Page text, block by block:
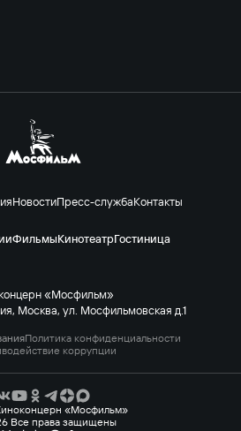
НовостиПресс-службаКонтакты
ФильмыКинотеатрГостиница
«Мосфильм»
Москва, ул. Мосфильмовская д.1
Политика конфиденциальности
коррупции
«Мосфильм»
Все права защищены